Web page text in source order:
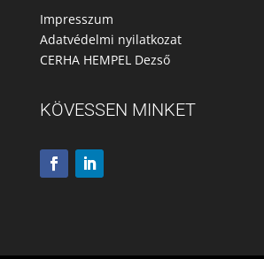
Impresszum
Adatvédelmi nyilatkozat
CERHA HEMPEL Dezső
KÖVESSEN MINKET